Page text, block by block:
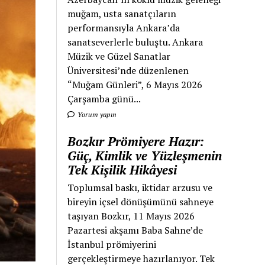
muğam, usta sanatçıların
performansıyla Ankara’da
sanatseverlerle buluştu. Ankara
Müzik ve Güzel Sanatlar
Üniversitesi’nde düzenlenen
“Muğam Günleri”, 6 Mayıs 2026
Çarşamba günü...
Yorum yapın
Bozkır Prömiyere Hazır:
Güç, Kimlik ve Yüzleşmenin
Tek Kişilik Hikâyesi
Toplumsal baskı, iktidar arzusu ve
bireyin içsel dönüşümünü sahneye
taşıyan Bozkır, 11 Mayıs 2026
Pazartesi akşamı Baba Sahne’de
İstanbul prömiyerini
gerçekleştirmeye hazırlanıyor. Tek